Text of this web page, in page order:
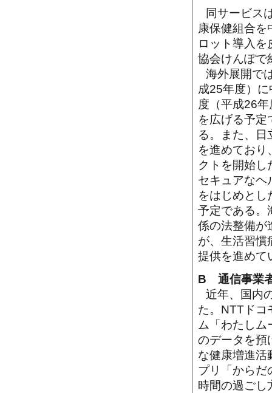
同サービス
康保健組合を
ロット導入
協会けんぽで
海外展開で
成25年度）
度（平成26
を広げる予定
る。また、日
を進めてお
クトを開始し
セキュアなヘ
をはじめとし
予定である。
係の法整備が
が、生活習慣
提供を進めて
B 通信事業
近年、国内
た。NTTドコ
ム「わたし
のデータを預
な健康増進活
プリ「からだ
時間の過ごし